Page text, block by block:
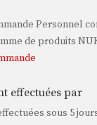
Personnel
de produits
effectuées par
sous 5